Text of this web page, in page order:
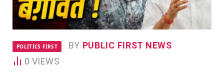
POLITICS FIRST BY PUBLIC FIRST NEWS
0 VIEWS